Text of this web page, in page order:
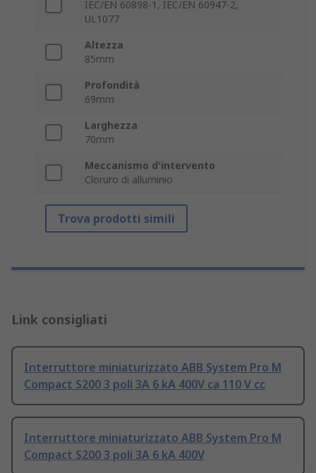
IEC/EN 60898-1, IEC/EN 60947-2,
UL1077
Altezza
85mm
Profondità
69mm
Larghezza
70mm
Meccanismo d'intervento
Cloruro di alluminio
Trova prodotti simili
Link consigliati
Interruttore miniaturizzato ABB System Pro M
Compact S200 3 poli 3A 6 kA 400V ca 110 V cc
Interruttore miniaturizzato ABB System Pro M
Compact S200 3 poli 3A 6 kA 400V